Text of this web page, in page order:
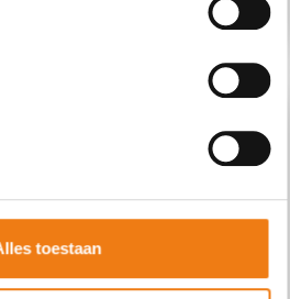
toestaan